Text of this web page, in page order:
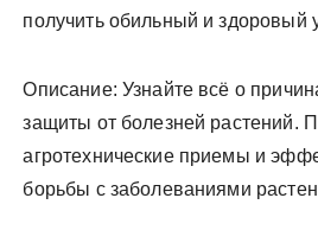
получить обильный и здоровый
Описание: Узнайте всё о
защиты от болезней растений.
агротехнические приемы и
борьбы с заболеваниями